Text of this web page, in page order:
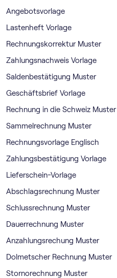
Angebotsvorlage
Lastenheft Vorlage
Rechnungskorrektur Muster
Zahlungsnachweis Vorlage
Saldenbestätigung Muster
Geschäftsbrief Vorlage
Rechnung in die Schweiz Muster
Sammelrechnung Muster
Rechnungsvorlage Englisch
Zahlungsbestätigung Vorlage
Lieferschein-Vorlage
Abschlagsrechnung Muster
Schlussrechnung Muster
Dauerrechnung Muster
Anzahlungsrechung Muster
Dolmetscher Rechnung Muster
Stornorechnung Muster